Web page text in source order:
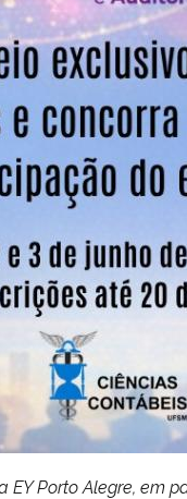
Porto Alegre,